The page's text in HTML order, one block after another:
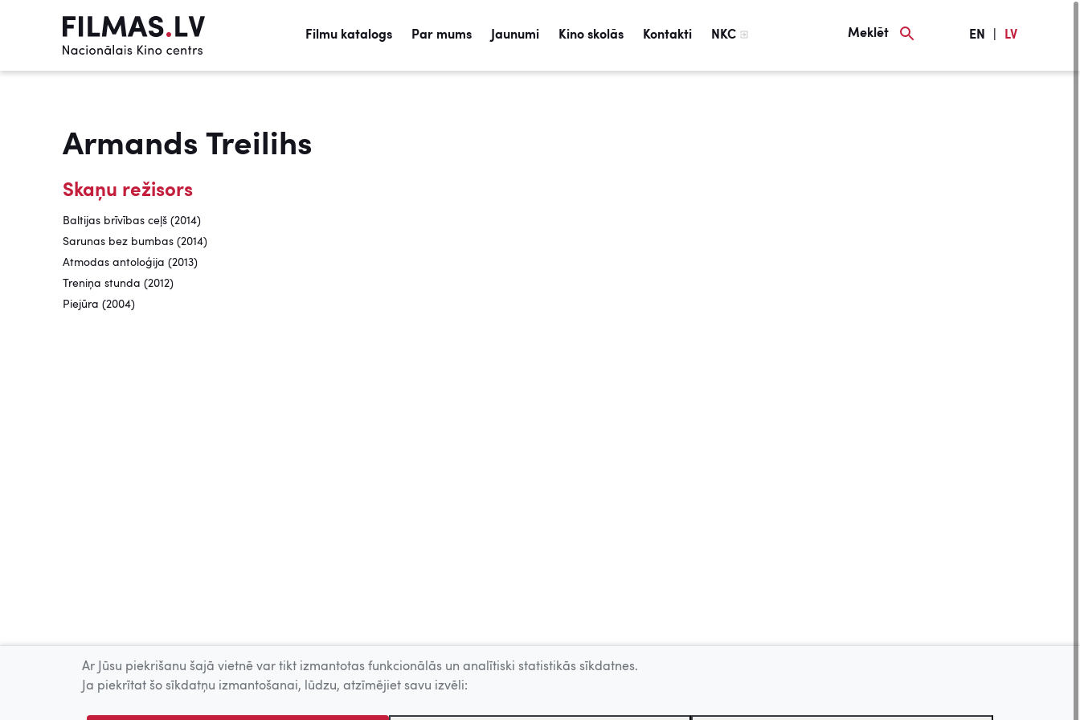
Filmu katalogs Par mums Jaunumi Kino skolās Kontakti NKC Meklēt EN LV
Armands Treilihs
Skaņu režisors
Baltijas brīvības ceļš (2014)
Sarunas bez bumbas (2014)
Atmodas antoloģija (2013)
Treniņa stunda (2012)
Piejūra (2004)
Ar Jūsu piekrišanu šajā vietnē var tikt izmantotas funkcionālās un analītiski statistikās sīkdatnes.
Ja piekrītat šo sīkdatņu izmantošanai, lūdzu, atzīmējiet savu izvēli: